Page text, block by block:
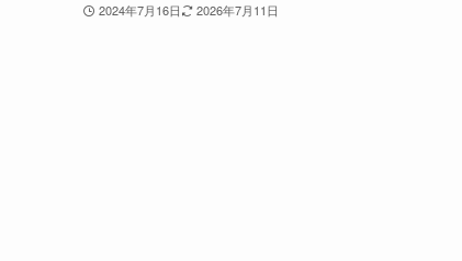
2024年7月16日 2026年7月11日